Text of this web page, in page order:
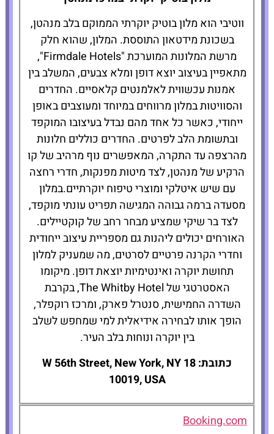
להזמנת
המלון לחצו
כאן
ווטיבי הוא מלון בוטיק יוקרתי הממוקם בלב מנהטן,
בשכונת מידטאון התוססת. המלון, שהוא חלק
מרשת המלונות המוערכת "Firmdale Hotels",
מתאפיין בעיצוב יוצא דופן ומלא צבעים, המשלב בין
אמנות עכשווית לאלמנטים קלאסיים. החדרים
והסוויטות במלון מרווחים במיוחד ומעוצבים באופן
ייחודי, כאשר כל אחד מהם נבדל בעיצובו המוקפד
ובתשומת הלב לפרטים. החדרים כוללים חלונות
מהרצפה עד התקרה, המאפשרים נוף מרהיב של קו
הרקיע של מנהטן, לצד מיטות מפנקות, חדרי רחצה
עם שיש איטלקי ומוצרי טיפוח יוקרתיים.במלון
מסעדה ברמה גבוהה המגישה תפריט עונתי מוקפד,
לצד בר שיקי שמציע מבחר רחב של קוקטיילים.
האורחים יכולים ליהנות גם מספריית עיצוב ייחודית
וחדרי הקרנה פרטיים לסרטים, מה שמעניק למלון
תחושת יוקרה ואינטימיות יוצאת דופן. מיקומו
האסטרטגי של The Whitby Hotel, בקרבת
השדרה החמישית, סנטרל פארק, ומרכז רוקפלר,
הופך אותו לבחירה אידיאלית למי שמחפש לשלב
בין יוקרה ונוחות בלב העיר.
כתובת: 18 W 56th Street, New York, NY
10019, USA
Booking.com